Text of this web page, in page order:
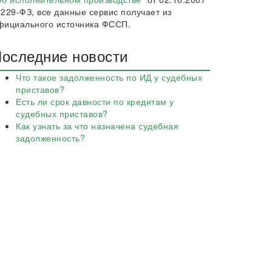
ФЗ, все данные сервис получает из
источника ФССП.
новости
Что такое задолженность по ИД у судебных
приставов?
Есть ли срок давности по кредитам у
судебных приставов?
Как узнать за что назначена судебная
задолженность?